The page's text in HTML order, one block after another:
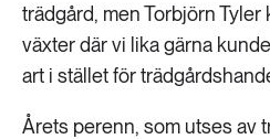
trädgård, men Torbjörn Tyler
växter där vi lika gärna
art i stället för
Årets perenn, som utses av